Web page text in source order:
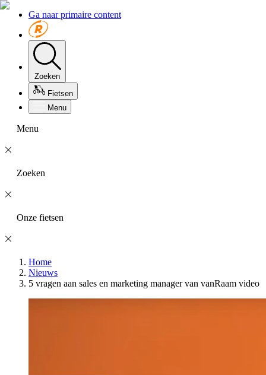
Ga naar primaire content
Zoeken
Fietsen
Menu
Menu
Zoeken
Onze fietsen
Home
Nieuws
5 vragen aan sales en marketing manager van vanRaam video